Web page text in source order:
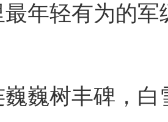
年轻有为的军
树丰碑，白